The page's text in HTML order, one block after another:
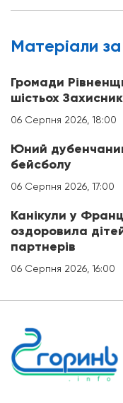
Матерiали
Громади
шістьох
06 Серпня 2026, 18:00
Юний
бейсболу
06 Серпня 2026, 17:00
Канікули у
оздоровила
партнерів
06 Серпня 2026, 16:00